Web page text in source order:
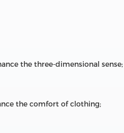
the three-dimensional sense;
the comfort of clothing;